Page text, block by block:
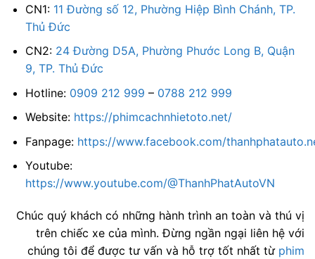
CN1: 11 Đường số 12, Phường Hiệp Bình Chánh, TP.
Thủ Đức
CN2: 24 Đường D5A, Phường Phước Long B, Quận
9, TP. Thủ Đức
Hotline: 0909 212 999 – 0788 212 999
Website: https://phimcachnhietoto.net/
Fanpage: https://www.facebook.com/
Youtube:
https://www.youtube.com/@ThanhPhatAutoVN
Chúc quý khách có những hành trình an toàn và thú vị
trên chiếc xe của mình. Đừng ngần ngại liên hệ với
chúng tôi để được tư vấn và hỗ trợ tốt nhất từ phim